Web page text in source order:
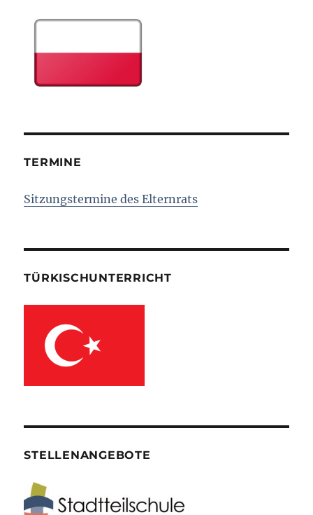
TERMINE
Sitzungstermine des Elternrats
TÜRKISCHUNTERRICHT
STELLENANGEBOTE